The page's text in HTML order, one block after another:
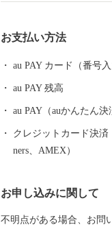
中をゆったりと流れる湧
た観光都市であり、また
生み出す、四季折々多種
の数々。ミネラル豊富な
介類と技術を結集した養
お支払い方法
au PAY カード（番号入
au PAY 残高
au PAY（auかんたん
クレジットカード決済
ners、AMEX）
お申し込みに関して
不明点がある場合、お問